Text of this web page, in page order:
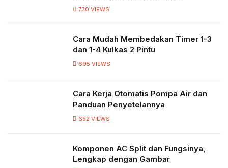
730 VIEWS
Cara Mudah Membedakan Timer 1-3
dan 1-4 Kulkas 2 Pintu
695 VIEWS
Cara Kerja Otomatis Pompa Air dan
Panduan Penyetelannya
652 VIEWS
Komponen AC Split dan Fungsinya,
Lengkap dengan Gambar